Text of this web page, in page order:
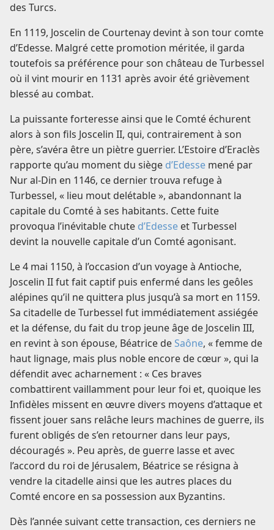
des Turcs.
En 1119, Joscelin de Courtenay devint à son tour comte
d’Edesse. Malgré cette promotion méritée, il garda
toutefois sa préférence pour son château de Turbessel
où il vint mourir en 1131 après avoir été grièvement
blessé au combat.
La puissante forteresse ainsi que le Comté échurent
alors à son fils Joscelin II, qui, contrairement à son
père, s’avéra être un piètre guerrier. L’Estoire d’Eraclès
rapporte qu’au moment du siège d’Edesse mené par
Nur al-Din en 1146, ce dernier trouva refuge à
Turbessel, « lieu mout delétable », abandonnant la
capitale du Comté à ses habitants. Cette fuite
provoqua l’inévitable chute d’Edesse et Turbessel
devint la nouvelle capitale d’un Comté agonisant.
Le 4 mai 1150, à l’occasion d’un voyage à Antioche,
Joscelin II fut fait captif puis enfermé dans les geôles
alépines qu’il ne quittera plus jusqu’à sa mort en 1159.
Sa citadelle de Turbessel fut immédiatement assiégée
et la défense, du fait du trop jeune âge de Joscelin III,
en revint à son épouse, Béatrice deSaône, « femme de
haut lignage, mais plus noble encore de cœur », qui la
défendit avec acharnement : « Ces braves
combattirent vaillamment pour leur foi et, quoique les
Infidèles missent en œuvre divers moyens d’attaque et
fissent jouer sans relâche leurs machines de guerre, ils
furent obligés de s’en retourner dans leur pays,
découragés ». Peu après, de guerre lasse et avec
l’accord du roi de Jérusalem, Béatrice se résigna à
vendre la citadelle ainsi que les autres places du
Comté encore en sa possession aux Byzantins.
Dès l’année suivant cette transaction, ces derniers ne